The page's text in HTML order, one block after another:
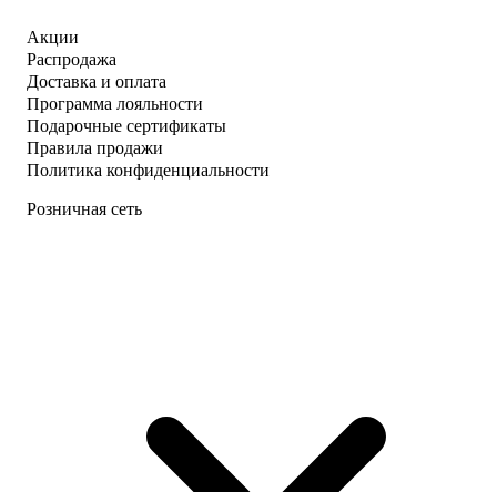
Акции
Распродажа
Доставка и оплата
Программа лояльности
Подарочные сертификаты
Правила продажи
Политика конфиденциальности
Розничная сеть